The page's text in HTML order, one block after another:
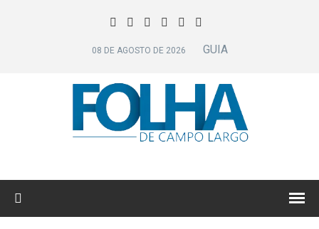
08 DE AGOSTO DE 2026 GUIA